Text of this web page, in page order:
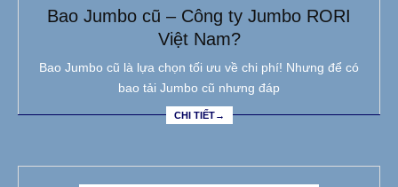
Bao Jumbo cũ – Công ty Jumbo RORI
Việt Nam?
Bao Jumbo cũ là lựa chọn tối ưu về chi phí! Nhưng để có
bao tải Jumbo cũ nhưng đáp
CHI TIẾT→